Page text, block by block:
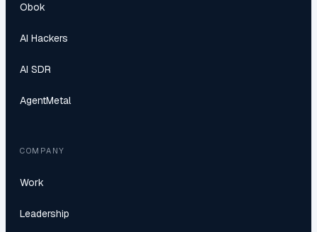
Obok
AI Hackers
AI SDR
AgentMetal
COMPANY
Work
Leadership